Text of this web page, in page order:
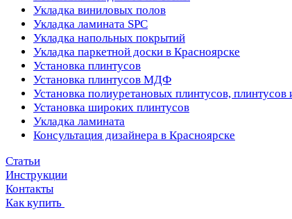
Укладка виниловых полов
Укладка ламината SPC
Укладка напольных покрытий
Укладка паркетной доски в Красноярске
Установка плинтусов
Установка плинтусов МДФ
Установка полиуретановых плинтусов,
Установка широких плинтусов
Укладка ламината
Консультация дизайнера в Красноярске
Статьи
Инструкции
Контакты
Как купить